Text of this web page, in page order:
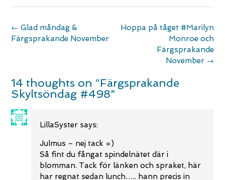
Post
navigation
Hoppa på tåget #Marilyn
Monroe och
Färgsprakande
November →
← Glad måndag &
Färgsprakande November
14 thoughts on “Färgsprakande
Skyltsöndag #498”
LillaSyster says:
Julmus – nej tack =)
Så fint du fångat spindelnätet där i
blomman. Tack för länken och spraket, här
har regnat sedan lunch….. hann precis in